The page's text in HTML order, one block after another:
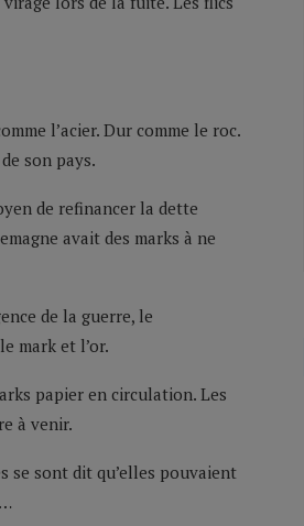
l’acier. Dur comme le roc.
son pays.
de refinancer la dette
avait des marks à ne
de la guerre, le
mark et l’or.
papier en circulation. Les
à venir.
se sont dit qu’elles pouvaient